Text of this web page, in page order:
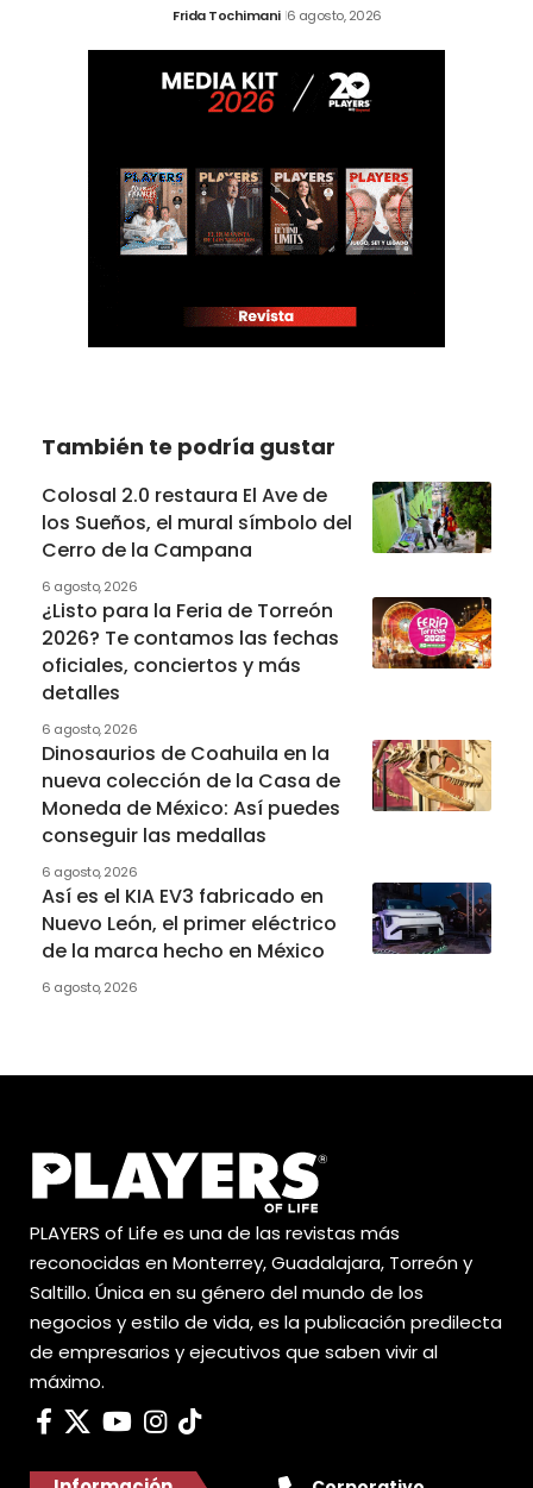
Frida Tochimani 6 agosto, 2026
También te podría gustar
Colosal 2.0 restaura El Ave de
los Sueños, el mural símbolo del
Cerro de la Campana
6 agosto, 2026
¿Listo para la Feria de Torreón
2026? Te contamos las fechas
oficiales, conciertos y más
detalles
6 agosto, 2026
Dinosaurios de Coahuila en la
nueva colección de la Casa de
Moneda de México: Así puedes
conseguir las medallas
6 agosto, 2026
Así es el KIA EV3 fabricado en
Nuevo León, el primer eléctrico
de la marca hecho en México
6 agosto, 2026
PLAYERS of Life es una de las revistas más
reconocidas en Monterrey, Guadalajara, Torreón y
Saltillo. Única en su género del mundo de los
negocios y estilo de vida, es la publicación predilecta
de empresarios y ejecutivos que saben vivir al
máximo.